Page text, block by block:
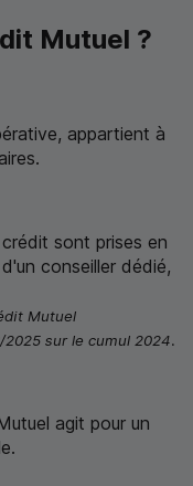
Mutuel ?
appartient à
sont prises en
conseiller dédié,
Mutuel
sur le cumul 2024.
agit pour un